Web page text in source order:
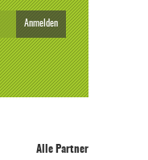
Anmelden
Alle Partner